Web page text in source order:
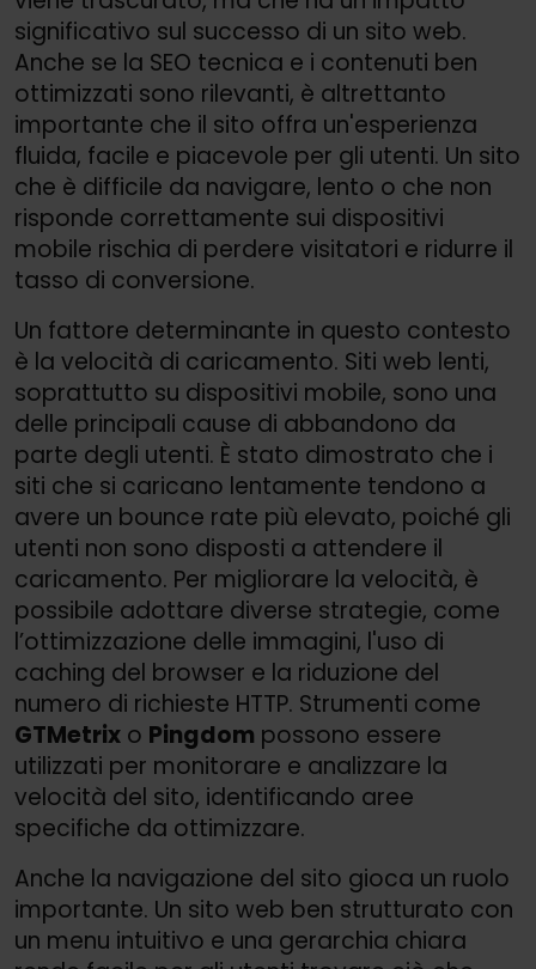
significativo sul successo di un sito web.
Anche se la SEO tecnica e i contenuti ben
ottimizzati sono rilevanti, è altrettanto
importante che il sito offra un'esperienza
fluida, facile e piacevole per gli utenti. Un sito
che è difficile da navigare, lento o che non
risponde correttamente sui dispositivi
mobile rischia di perdere visitatori e ridurre il
tasso di conversione.
Un fattore determinante in questo contesto
è la velocità di caricamento. Siti web lenti,
soprattutto su dispositivi mobile, sono una
delle principali cause di abbandono da
parte degli utenti. È stato dimostrato che i
siti che si caricano lentamente tendono a
avere un bounce rate più elevato, poiché gli
utenti non sono disposti a attendere il
caricamento. Per migliorare la velocità, è
possibile adottare diverse strategie, come
l’ottimizzazione delle immagini, l'uso di
caching del browser e la riduzione del
numero di richieste HTTP. Strumenti come
GTMetrix o Pingdom possono essere
utilizzati per monitorare e analizzare la
velocità del sito, identificando aree
specifiche da ottimizzare.
Anche la navigazione del sito gioca un ruolo
importante. Un sito web ben strutturato con
un menu intuitivo e una gerarchia chiara